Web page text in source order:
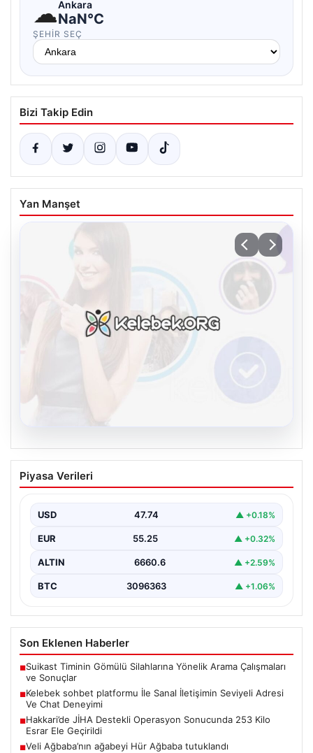
☁Ankara
NaN°C
ŞEHIR SEÇ
Bizi Takip Edin
Yan Manşet
08.08.2026
Kelebek sohbet platformu İle Sanal
İletişimin Seviyeli Adresi Ve Chat
İnternet çağında insanların kaliteli bir tarzda irtibat
Piyasa Verileri
USD 47.74 ▲ +0.18%
EUR 55.25 ▲ +0.32%
ALTIN 6660.6 ▲ +2.59%
BTC 3096363 ▲ +1.06%
Son Eklenen Haberler
■Suikast Timinin Gömülü Silahlarına Yönelik Arama Çalışmaları
ve Sonuçlar
■Kelebek sohbet platformu İle Sanal İletişimin Seviyeli Adresi
Ve Chat Deneyimi
■Hakkari’de JİHA Destekli Operasyon Sonucunda 253 Kilo
Esrar Ele Geçirildi
■Veli Ağbaba’nın ağabeyi Hür Ağbaba tutuklandı